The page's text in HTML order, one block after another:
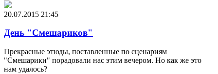
20.07.2015 21:45
День "Смешариков"
Прекрасные этюды, поставленные по сценариям
"Смешарики" порадовали нас этим вечером. Но как же это
нам удалось?